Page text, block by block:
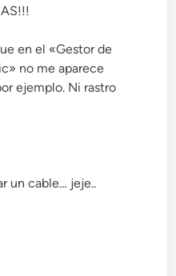
en el «Gestor de
no me aparece
ejemplo. Ni rastro
un cable… jeje..